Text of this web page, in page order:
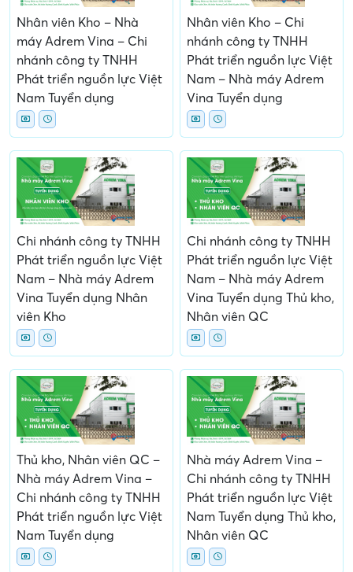
Nhân viên Kho – Nhà
máy Adrem Vina – Chi
nhánh công ty TNHH
Phát triển nguồn lực Việt
Nam Tuyển dụng
Nhân viên Kho – Chi
nhánh công ty TNHH
Phát triển nguồn lực Việt
Nam – Nhà máy Adrem
Vina Tuyển dụng
Chi nhánh công ty TNHH
Phát triển nguồn lực Việt
Nam – Nhà máy Adrem
Vina Tuyển dụng Nhân
viên Kho
Chi nhánh công ty TNHH
Phát triển nguồn lực Việt
Nam – Nhà máy Adrem
Vina Tuyển dụng Thủ kho,
Nhân viên QC
Thủ kho, Nhân viên QC –
Nhà máy Adrem Vina –
Chi nhánh công ty TNHH
Phát triển nguồn lực Việt
Nam Tuyển dụng
Nhà máy Adrem Vina –
Chi nhánh công ty TNHH
Phát triển nguồn lực Việt
Nam Tuyển dụng Thủ kho,
Nhân viên QC